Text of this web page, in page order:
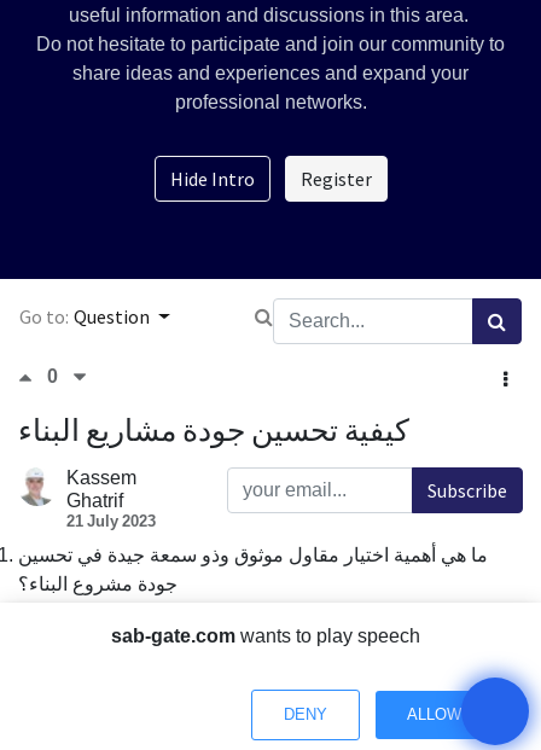
useful information and discussions in this area.
Do not hesitate to participate and join our community to
share ideas and experiences and expand your
professional networks.
Hide Intro Register
Go to: Question
0
كيفية تحسين جودة مشاريع البناء
Kassem
Ghatrif
21 July 2023
Subscribe
ما هي أهمية اختيار مقاول موثوق وذو سمعة جيدة في تحسين
جودة مشروع البناء؟
جودة عالية في المشروع؟
كيف يمكن مراقبة العملية بشكل فعال للتأكد من تنفيذ الأعمال
ما هي أفضل الطرق للتواصل مع فريق العمل والمقاول لضمان
sab-gate.com wants to play speech
DENY ALLOW